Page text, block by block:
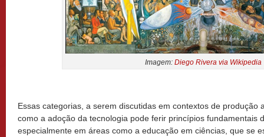
Imagem: Diego Rivera via Wikipedia
Essas categorias, a serem discutidas em contextos de produção
como a adoção da tecnologia pode ferir princípios fundamentais
especialmente em áreas como a educação em ciências, que se